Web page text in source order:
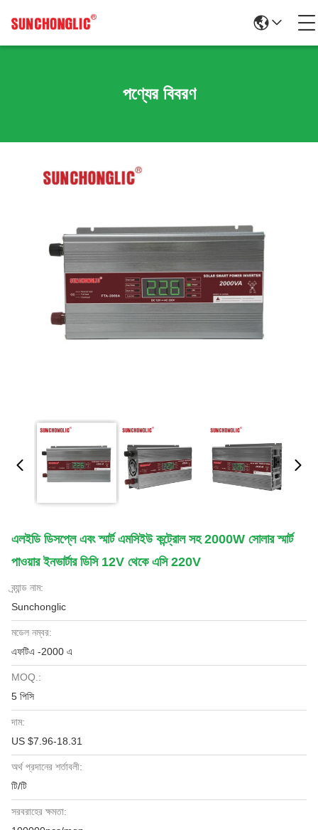
পণ্যের বিবরণ
এলইডি ডিসপ্লে এবং স্মার্ট এমসিইউ কন্ট্রোল সহ 2000W সোলার স্মার্ট
পাওয়ার ইনভার্টার ডিসি 12V থেকে এসি 220V
ব্র্যান্ড নাম:
Sunchonglic
মডেল নম্বর:
এফটিএ -2000 এ
MOQ.:
5 পিসি
দাম:
US $7.96-18.31
অর্থ প্রদানের শর্তাবলী:
টি/টি
সরবরাহের ক্ষমতা: